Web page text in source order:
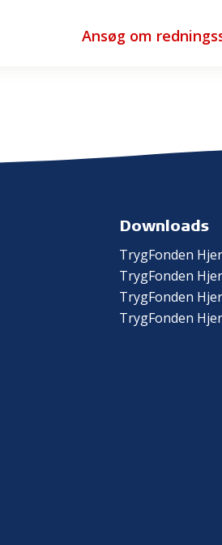
Ansøg om
Downloads
TrygFonden
TrygFonden
TrygFonden
TrygFonden